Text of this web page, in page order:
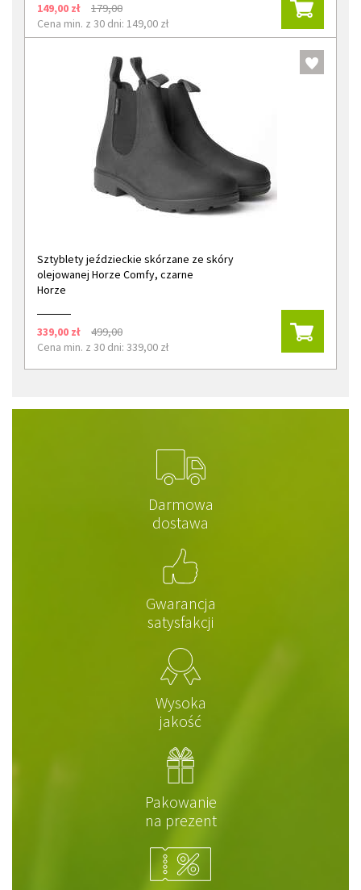
149,00 zł
179,00
Cena min. z 30 dni: 149,00 zł
Sztyblety jeździeckie skórzane ze skóry
olejowanej Horze Comfy, czarne
Horze
339,00 zł
499,00
Cena min. z 30 dni: 339,00 zł
Darmowa
dostawa
Gwarancja
satysfakcji
Wysoka
jakość
Pakowanie
na prezent